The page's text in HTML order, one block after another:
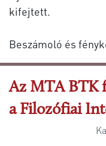
kifejtett.
Beszámoló és
Az MTA BTK
a Filozófiai